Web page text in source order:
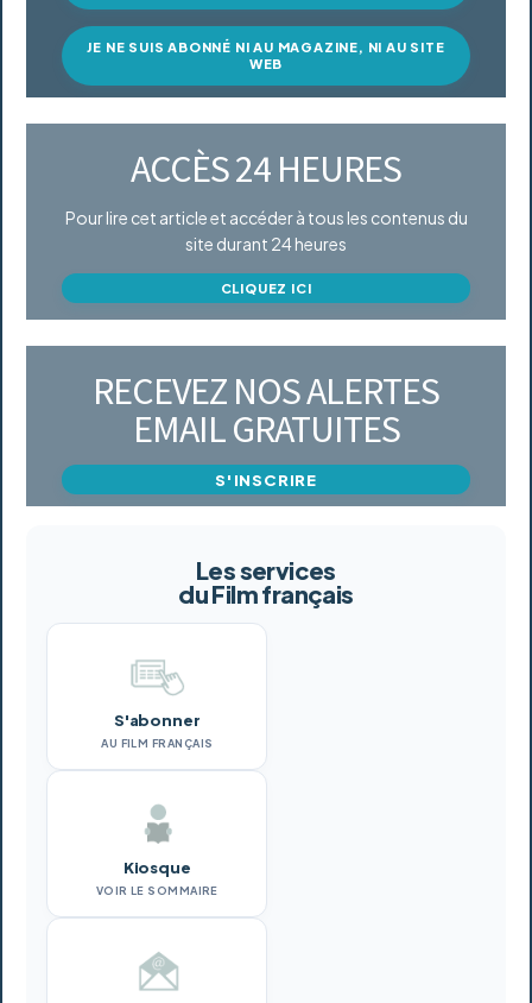
JE NE SUIS ABONNÉ NI AU MAGAZINE, NI AU SITE
WEB
ACCÈS 24 HEURES
Pour lire cet article et accéder à tous les contenus du
site durant 24 heures
CLIQUEZ ICI
RECEVEZ NOS ALERTES
EMAIL GRATUITES
S'INSCRIRE
Les services
du Film français
S'abonner
AU FILM FRANÇAIS
Kiosque
VOIR LE SOMMAIRE